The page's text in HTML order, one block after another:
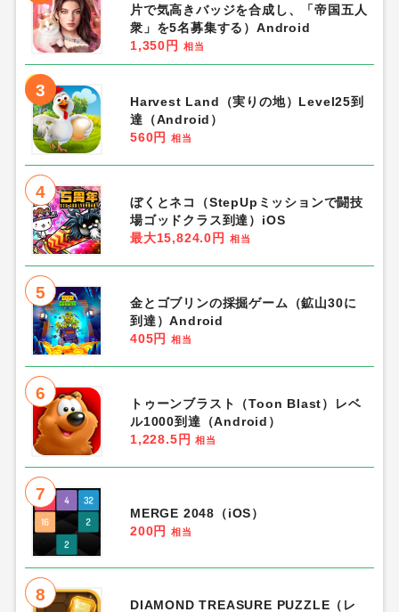
片で気高きバッジを合成し、「帝国五人
衆」を5名募集する）Android
1,350円
相当
3
Harvest Land（実りの地）Level25到
達（Android）
560円
相当
4
ぼくとネコ（StepUpミッションで闘技
場ゴッドクラス到達）iOS
最大15,824.0円
相当
5
金とゴブリンの採掘ゲーム（鉱山30に
到達）Android
405円
相当
6
トゥーンブラスト（Toon Blast）レベ
ル1000到達（Android）
1,228.5円
相当
7
MERGE 2048（iOS）
200円
相当
8
DIAMOND TREASURE PUZZLE（レ